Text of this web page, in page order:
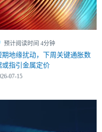
预计阅读时间 4分钟
期地缘扰动，下周关键通胀数
或指引金属定价
07-15